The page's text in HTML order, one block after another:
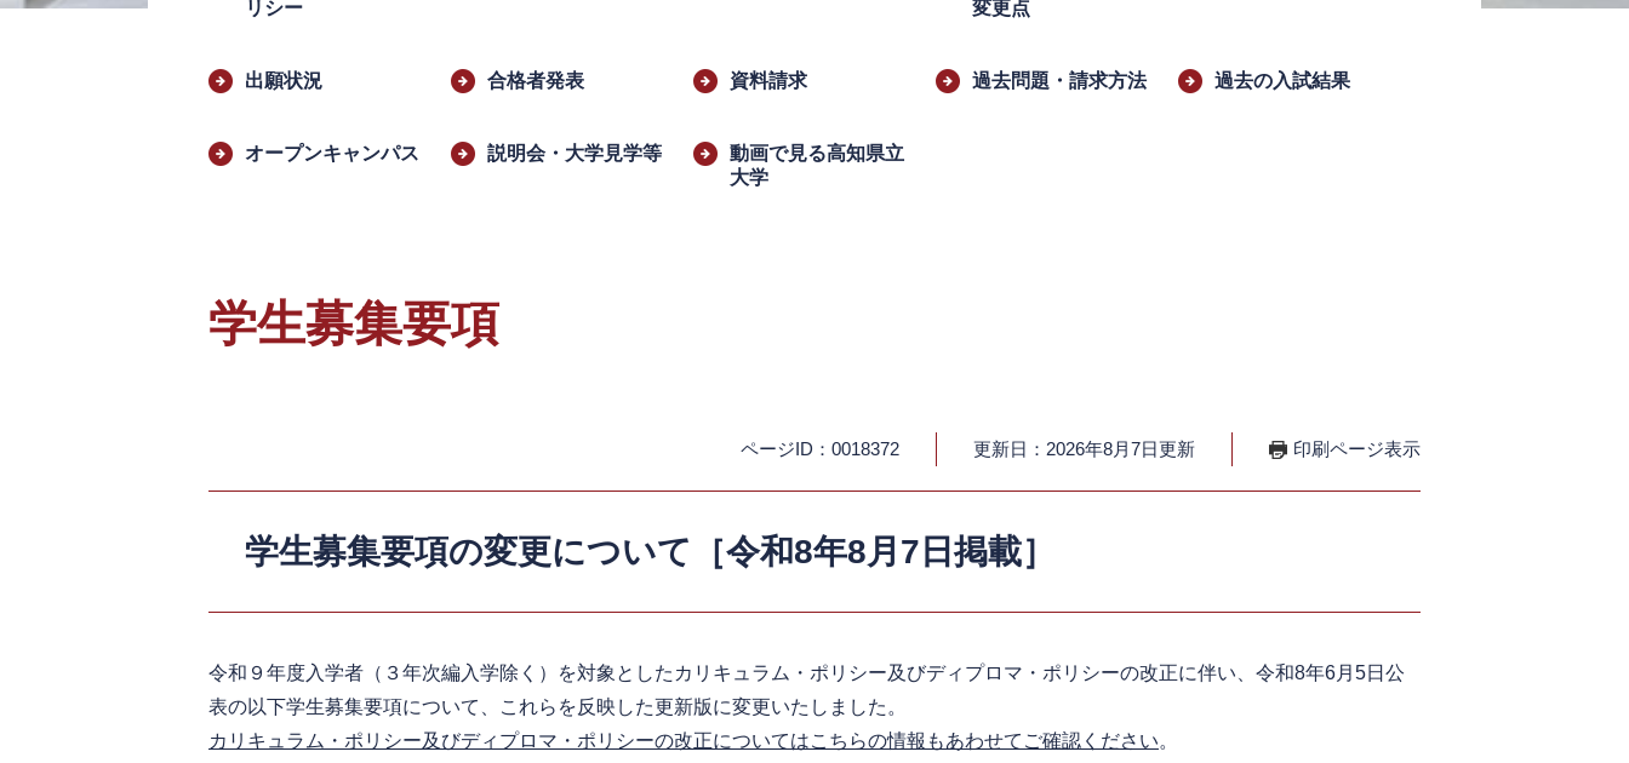
リシー
変更点
出願状況 合格者発表 資料請求 過去問題・請求方法 過去の入試結果
オープンキャンパス 説明会・大学見学等
動画で見る高知県立
大学
学生募集要項
ページID：0018372 更新日：2026年8月7日更新 印刷ページ表示
学生募集要項の変更について［令和8年8月7日掲載］
令和９年度入学者（３年次編入学除く）を対象としたカリキュラム・ポリシー及びディプロマ・ポリシーの改正に伴い、令和8年6月5日公
表の以下学生募集要項について、これらを反映した更新版に変更いたしました。
カリキュラム・ポリシー及びディプロマ・ポリシーの改正についてはこちらの情報もあわせてご確認ください。